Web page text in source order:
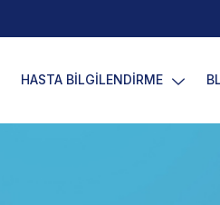
HASTA BİLGİLENDİRME